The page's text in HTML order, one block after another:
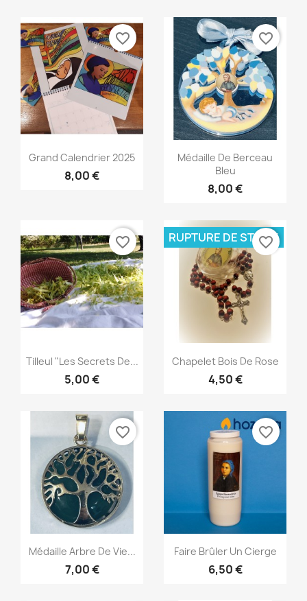
Aperçu rapide
Grand Calendrier 2025
8,00 €
favorite_border
Aperçu rapide
Médaille De Berceau
Bleu
8,00 €
favorite_border
Aperçu rapide
Tilleul "Les Secrets De...
5,00 €
favorite_border
Aperçu rapide
Chapelet Bois De Rose
4,50 €
RUPTURE DE STOCK
favorite_border
Aperçu rapide
Médaille Arbre De Vie...
7,00 €
favorite_border
Aperçu rapide
Faire Brûler Un Cierge
6,50 €
favorite_border